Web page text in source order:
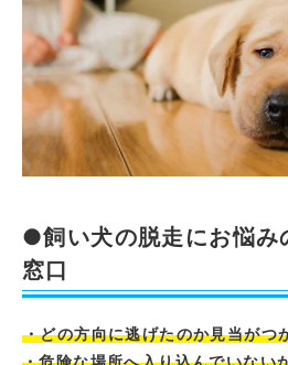
●飼い犬の脱走にお悩み
窓口
・どの方向に逃げたのか見当がつ
・危険な場所へ入り込んでいない